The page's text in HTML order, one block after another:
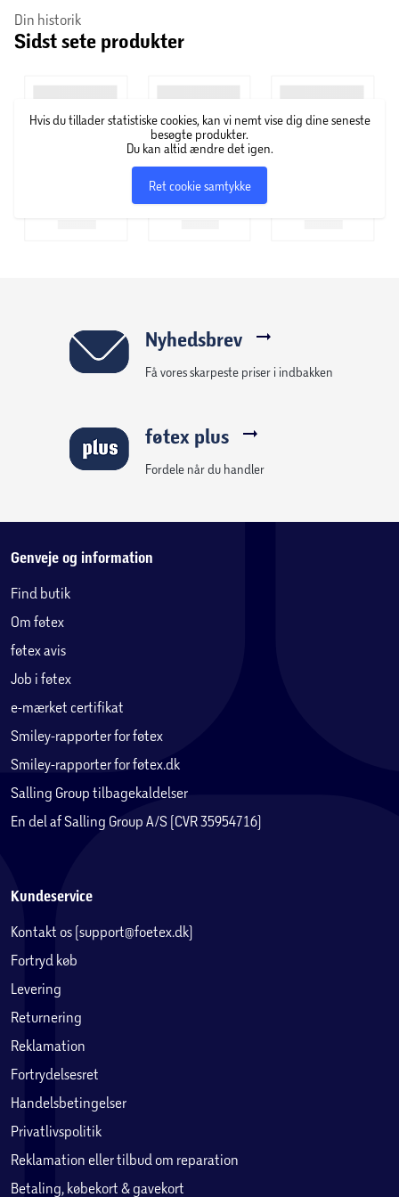
komplet beskyttelse til din telefon uden at gøre den
mindre praktisk at bruge.
Din historik
Sidst sete produkter
Hvis du tillader statistiske cookies, kan vi nemt vise dig dine seneste
besøgte produkter.
Du kan altid ændre det igen.
Ret cookie samtykke
Nyhedsbrev
Få vores skarpeste priser i indbakken
føtex plus
Fordele når du handler
Genveje og information
Find butik
Om føtex
føtex avis
Job i føtex
e-mærket certifikat
Smiley-rapporter for føtex
Smiley-rapporter for føtex.dk
Salling Group tilbagekaldelser
En del af Salling Group A/S (CVR 35954716)
Kundeservice
Kontakt os (support@foetex.dk)
Fortryd køb
Levering
Returnering
Reklamation
Fortrydelsesret
Handelsbetingelser
Privatlivspolitik
Reklamation eller tilbud om reparation
Betaling, købekort & gavekort